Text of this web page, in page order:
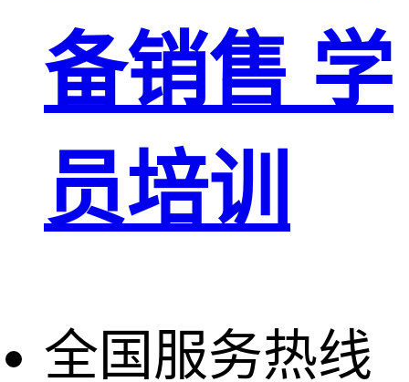
备销售 学
员培训
全国服务热线